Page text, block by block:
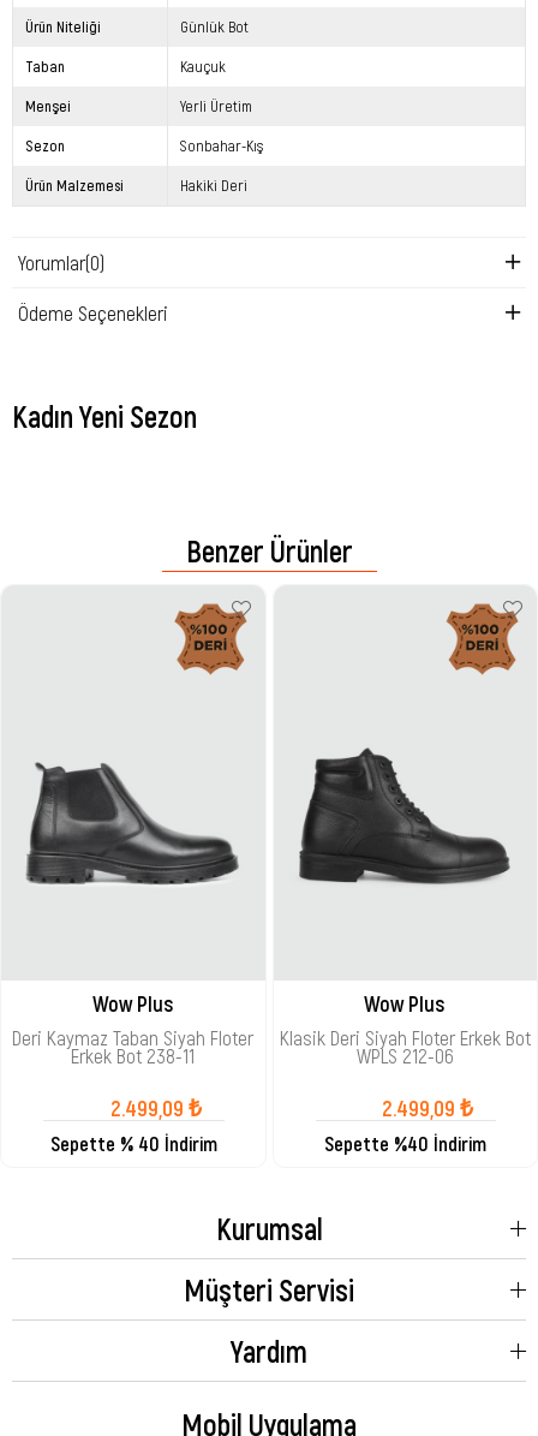
Ürün Niteliği Günlük Bot
Taban Kauçuk
Menşei Yerli Üretim
Sezon Sonbahar-Kış
Ürün Malzemesi Hakiki Deri
Yorumlar(0)
Ödeme Seçenekleri
Kadın Yeni Sezon
Benzer Ürünler
Wow Plus
Deri Kaymaz Taban Siyah Floter
Erkek Bot 238-11
2.499,09 ₺
Sepette % 40 İndirim
Wow Plus
Klasik Deri Siyah Floter Erkek Bot
WPLS 212-06
2.499,09 ₺
Sepette %40 İndirim
Kurumsal
Müşteri Servisi
Yardım
Mobil Uygulama